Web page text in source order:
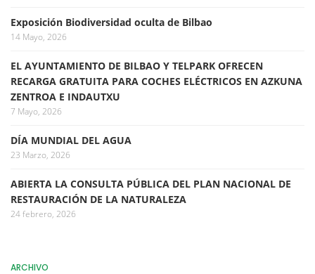
Exposición Biodiversidad oculta de Bilbao
14 Mayo, 2026
EL AYUNTAMIENTO DE BILBAO Y TELPARK OFRECEN
RECARGA GRATUITA PARA COCHES ELÉCTRICOS EN AZKUNA
ZENTROA E INDAUTXU
7 Mayo, 2026
DÍA MUNDIAL DEL AGUA
23 Marzo, 2026
ABIERTA LA CONSULTA PÚBLICA DEL PLAN NACIONAL DE
RESTAURACIÓN DE LA NATURALEZA
24 febrero, 2026
ARCHIVO